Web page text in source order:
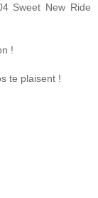
Sweet New Ride
!
te plaisent !